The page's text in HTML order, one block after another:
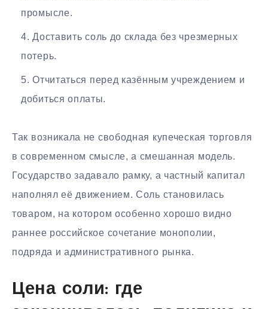
промысле.
Доставить соль до склада без чрезмерных
потерь.
Отчитаться перед казённым учреждением и
добиться оплаты.
Так возникала не свободная купеческая торговля
в современном смысле, а смешанная модель.
Государство задавало рамку, а частный капитал
наполнял её движением. Соль становилась
товаром, на котором особенно хорошо видно
раннее российское сочетание монополии,
подряда и административного рынка.
Цена соли: где